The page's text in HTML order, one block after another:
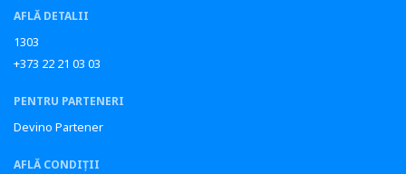
AFLĂ DETALII
1303
+373 22 21 03 03
PENTRU PARTENERI
Devino Partener
AFLĂ CONDIȚII